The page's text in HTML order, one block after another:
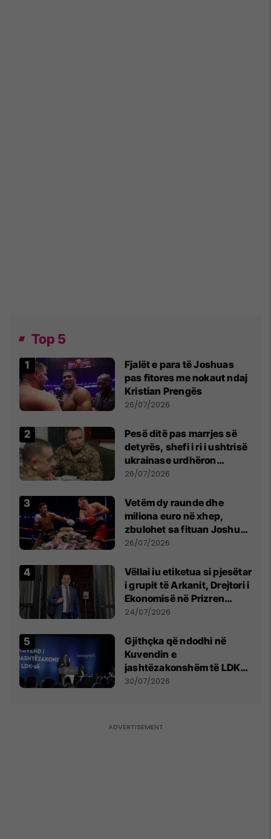
Top 5
Fjalët e para të Joshuas
pas fitores me nokaut ndaj
Kristian Prengës
26/07/2026
Pesë ditë pas marrjes së
detyrës, shefi i ri i ushtrisë
ukrainase urdhëron
kontroll të madh
26/07/2026
Vetëm dy raunde dhe
miliona euro në xhep,
zbulohet sa fituan Joshua
e Prenga
26/07/2026
Vëllai iu etiketua si pjesëtar
i grupit të Arkanit, Drejtori i
Ekonomisë në Prizren
mohon pretendimet
24/07/2026
Gjithçka që ndodhi në
Kuvendin e
jashtëzakonshëm të LDK-
së
30/07/2026